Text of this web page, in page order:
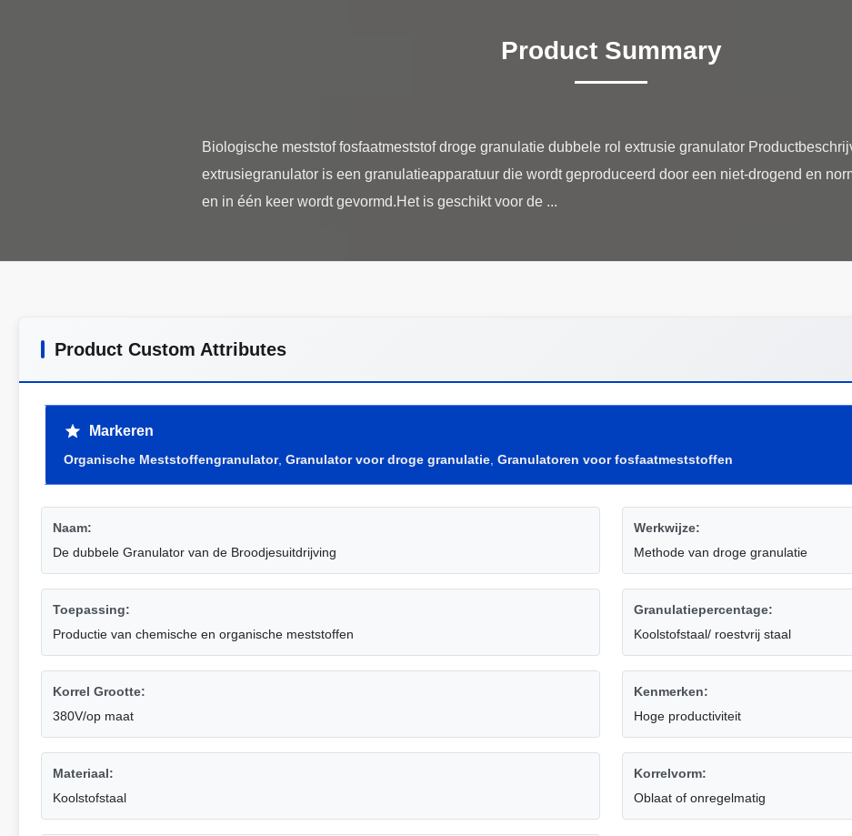
Product Summary
Biologische meststof fosfaatmeststof droge granulatie dubbele rol extrusie granulator
extrusiegranulator is een granulatieapparatuur die wordt geproduceerd door een niet-drogend en
Product Custom Attributes
Markeren
Organische Meststoffengranulator, Granulator voor droge granulatie Granulatoren voor fosfaatmeststoffen
Naam:
De dubbele Granulator van de Broodjesuitdrijving
Werkwijze:
Methode van droge granulatie
Toepassing:
Productie van chemische en organische meststoffen
Granulatiepercentage:
Koolstofstaal/ roestvrij staal
Korrel Grootte:
380V/op maat
Kenmerken:
Hoge productiviteit
Materiaal:
Koolstofstaal
Korrelvorm:
Oblaat of onregelmatig